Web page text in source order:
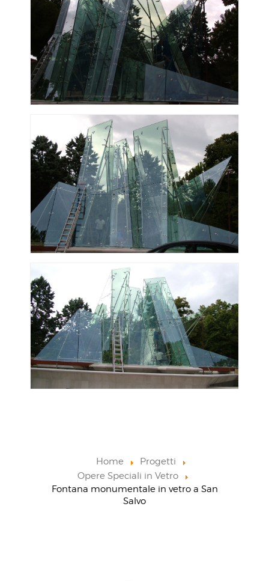
Home
Progetti
Opere Speciali in Vetro
Fontana monumentale in vetro a San
Salvo